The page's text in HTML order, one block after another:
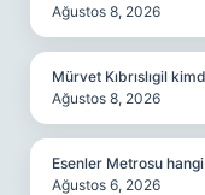
Ağustos 8, 2026
Mürvet Kıbrıslıgil
Ağustos 8, 2026
Esenler Metrosu
Ağustos 6, 2026